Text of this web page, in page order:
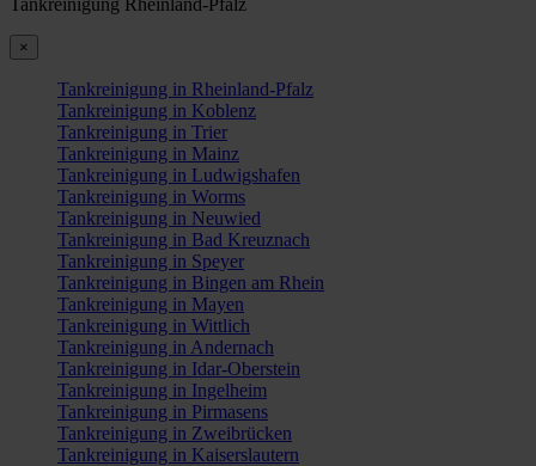
×
Tankreinigung in Rheinland-Pfalz
Tankreinigung in Koblenz
Tankreinigung in Trier
Tankreinigung in Mainz
Tankreinigung in Ludwigshafen
Tankreinigung in Worms
Tankreinigung in Neuwied
Tankreinigung in Bad Kreuznach
Tankreinigung in Speyer
Tankreinigung in Bingen am Rhein
Tankreinigung in Mayen
Tankreinigung in Wittlich
Tankreinigung in Andernach
Tankreinigung in Idar-Oberstein
Tankreinigung in Ingelheim
Tankreinigung in Pirmasens
Tankreinigung in Zweibrücken
Tankreinigung in Kaiserslautern